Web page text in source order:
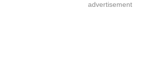
advertisement